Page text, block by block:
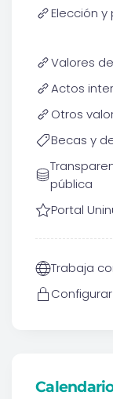
Elección
Valores
Actos
Otros
Becas y
pública
Portal
Trabaja